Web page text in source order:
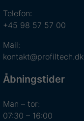
Telefon:
+45 98 57 57 00
Mail:
kontakt@profiltech.dk
Åbningstider
Man – tor:
07:30 – 16:00